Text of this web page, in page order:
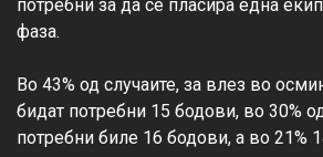
потребни за да се пласира една
фаза.
Во 43% од случаите, за влез во
бидат потребни 15 бодови, во 30%
потребни биле 16 бодови, а во 21%